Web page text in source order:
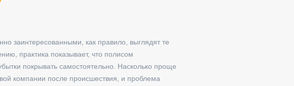
заинтересованными, как правило, выглядят те
практика показывает, что полисом
покрывать самостоятельно. Насколько проще
компании после происшествия, и проблема